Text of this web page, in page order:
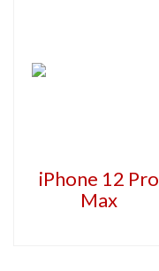
iPhone 12 Pro
Max